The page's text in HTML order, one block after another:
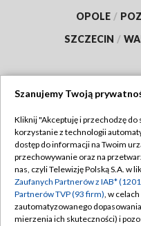
OPOLE /
SZCZECIN /
Abonament TVP
Emisja w TVP
Centrum informacji TVP
Szanujemy Twoją
Kliknij "Akceptuję i przechodzę do
korzystanie z technologii
dostęp do informacji na Twoim
przechowywanie oraz na
nas, czyli Telewizję Polską S.A. w
Zaufanych Partnerów z IAB*
Partnerów TVP (93 firm), w
zautomatyzowanego
mierzenia ich skuteczności) i